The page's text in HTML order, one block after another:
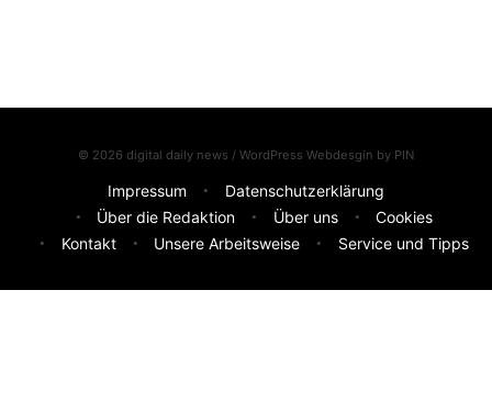
© 2026 digital daily news / WordPress Webdesgin by PIN
Impressum
Datenschutzerklärung
Über die Redaktion
Über uns
Cookies
Kontakt
Unsere Arbeitsweise Service und Tipps